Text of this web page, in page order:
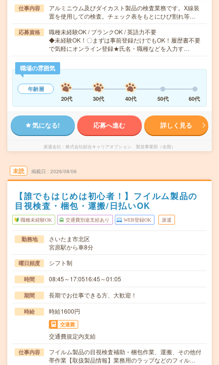
仕事内容
アルミニウム及びダイカスト製品の検査業務です。X線装
置を使用しての検査。チェック表をもとにひび割れ等…
応募資格
職種未経験OK / ブランクOK / 英語力不要
◆未経験OK！〇まずは事前登録だけでもOK！履歴書不要
で気軽にオンライン登録★氏名・職種などを入力す…
職場の雰囲気
年齢層
20代
30代 40代 50代 60代
気になる! 応募へ進む 詳しく見る
派遣会社 株式会社綜合キャリアオプション 製造事業部（全国）
未読 掲載日 2026/08/06
【誰でもはじめは初心者！】フイルム製品の
目視検査・梱包・運搬/日払いOK
職種未経験OK 交通費別途支給あり WEB登録OK 派遣
勤務地
さいたま市北区
宮原駅から車8分
曜日頻度 シフト制
時間 08:45～17:0516:45～01:05
期間 長期でお仕事できる方、大歓迎！
時給 時給1600円
交通費
交通費規定内支給
仕事内容
フイルム製品の目視検査補助・梱包作業、運搬、その他付
帯作業【取扱製品情報】業務用のラップなどのフィル…